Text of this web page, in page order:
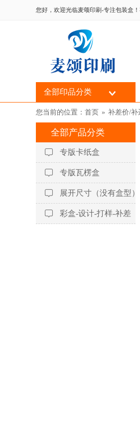
您好，欢迎光临麦颂印刷-专注包装盒！
全部印品分类
您当前的位置： 首页 » 补差价/补
全部产品分类
专版卡纸盒
专版瓦楞盒
展开尺寸（没有盒型）
彩盒-设计-打样-补差